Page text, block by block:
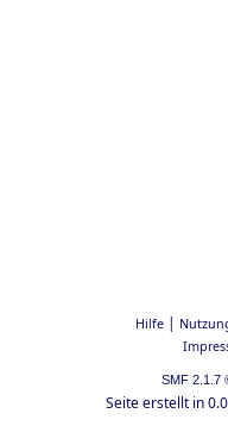
Hilfe|
SMF 2.1.7
Seite erstellt in